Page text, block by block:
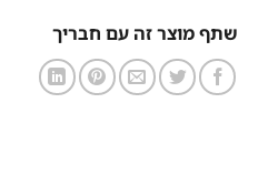
שתף מוצר זה עם חבריך